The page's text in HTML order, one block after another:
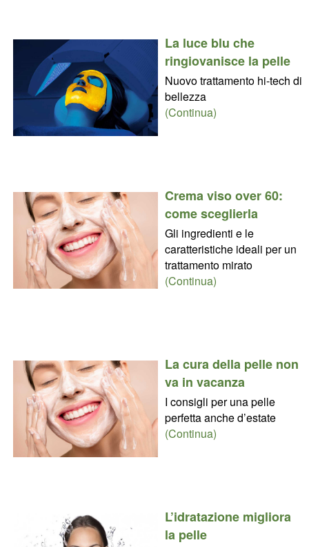
La luce blu che
ringiovanisce la pelle
Nuovo trattamento hi-tech di
bellezza
(Continua)
Crema viso over 60:
come sceglierla
Gli ingredienti e le
caratteristiche ideali per un
trattamento mirato
(Continua)
La cura della pelle non
va in vacanza
I consigli per una pelle
perfetta anche d’estate
(Continua)
L’idratazione migliora
la pelle